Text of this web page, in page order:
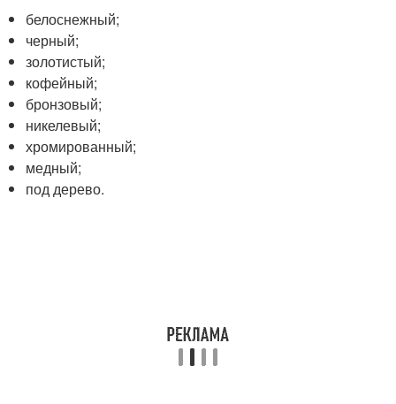
белоснежный;
черный;
золотистый;
кофейный;
бронзовый;
никелевый;
хромированный;
медный;
под дерево.